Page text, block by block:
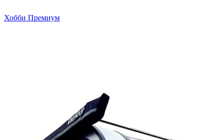
Хобби Премиум